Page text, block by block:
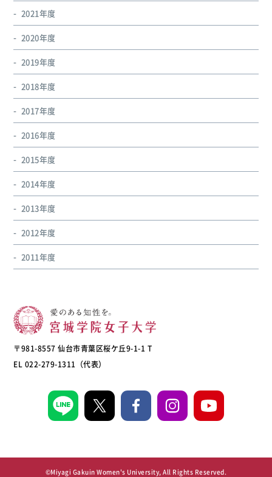
2021年度
2020年度
2019年度
2018年度
2017年度
2016年度
2015年度
2014年度
2013年度
2012年度
2011年度
〒981-8557 仙台市青葉区桜ケ丘9-1-1 T
EL 022-279-1311（代表）
©Miyagi Gakuin Women's University, All Rights Reserved.